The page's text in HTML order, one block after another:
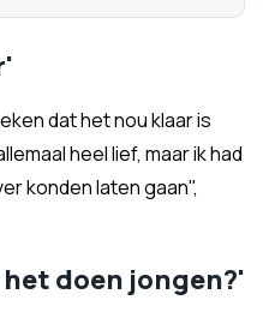
dat het nou klaar is
heel lief, maar ik had
konden laten gaan",
het doen jongen?'